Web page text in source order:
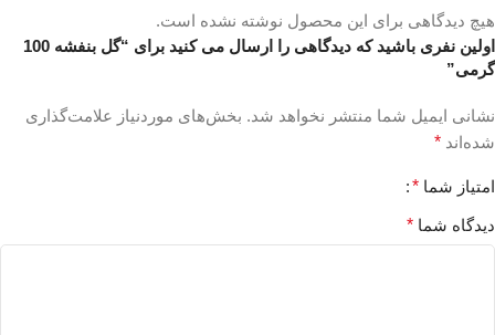
هیچ دیدگاهی برای این محصول نوشته نشده است.
اولین نفری باشید که دیدگاهی را ارسال می کنید برای “گل بنفشه 100
گرمی”
نشانی ایمیل شما منتشر نخواهد شد. بخش‌های موردنیاز علامت‌گذاری
شده‌اند *
امتیاز شما *
دیدگاه شما *